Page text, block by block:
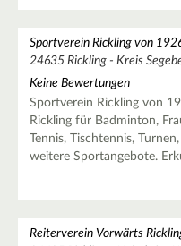
Sportverein Rickling von
24635 Rickling - Kreis
Keine Bewertungen
Sportverein Rickling von
Rickling für Badminton,
Tennis, Tischtennis,
weitere Sportangebote.
Reiterverein Vorwärts